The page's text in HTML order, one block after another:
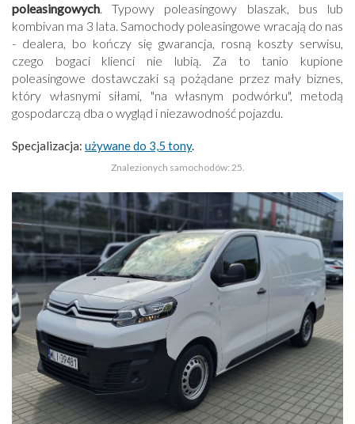
poleasingowych. Typowy poleasingowy blaszak, bus lub
kombivan ma 3 lata. Samochody poleasingowe wracają do nas
- dealera, bo kończy się gwarancja, rosną koszty serwisu,
czego bogaci klienci nie lubią. Za to tanio kupione
poleasingowe dostawczaki są pożądane przez mały biznes,
który własnymi siłami, "na własnym podwórku", metodą
gospodarczą dba o wygląd i niezawodność pojazdu.
Specjalizacja: używane do 3,5 tony.
Znalezionych samochodów: 25.